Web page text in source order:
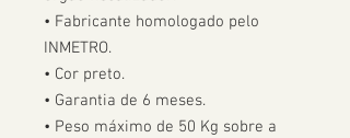
• Fabricante homologado pelo
INMETRO.
• Cor preto.
• Garantia de 6 meses.
• Peso máximo de 50 Kg sobre a